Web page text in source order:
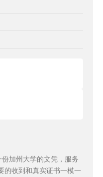
加州大学的文凭，服务
的收到和真实证书一模一